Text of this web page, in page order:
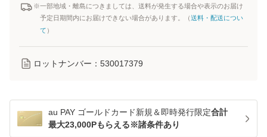
※一部地域・離島につきましては、送料が発生する場合や表示のお届け
予定日期間内にお届けできない場合があります。（送料・配送につい
て ）
ロットナンバー： 530017379
au PAY ゴールドカード新規＆即時発行限定合計
最大23,000Pもらえる※諸条件あり